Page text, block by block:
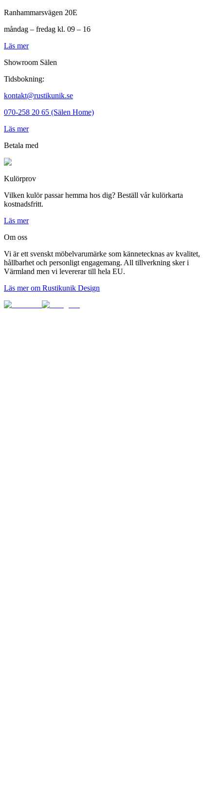
Ranhammarsvägen 20E
måndag – fredag kl. 09 – 16
Läs mer
Showroom Sälen
Tidsbokning:
kontakt@rustikunik.se
070-258 20 65 (Sälen Home)
Läs mer
Betala med
Kulörprov
Vilken kulör passar hemma hos dig? Beställ vår kulörkarta
kostnadsfritt.
Läs mer
Om oss
Vi är ett svenskt möbelvarumärke som kännetecknas av kvalitet,
hållbarhet och personligt engagemang. All tillverkning sker i
Värmland men vi levererar till hela EU.
Läs mer om Rustikunik Design